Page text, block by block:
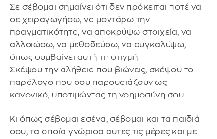
Σε σέβομαι σημαίνει ότι δεν πρόκειται ποτέ να
σε χειραγωγήσω, να μοντάρω την
πραγματικότητα, να αποκρύψω στοιχεία, να
αλλοιώσω, να μεθοδεύσω, να συγκαλύψω,
όπως συμβαίνει αυτή τη στιγμή.
Σκέψου την αλήθεια που βιώνεις, σκέψου το
παράλογο που σου παρουσιάζουν ως
κανονικό, υποτιμώντας τη νοημοσύνη σου.
Κι όπως σέβομαι εσένα, σέβομαι και τα παιδιά
σου, τα οποία γνώρισα αυτές τις μέρες και με